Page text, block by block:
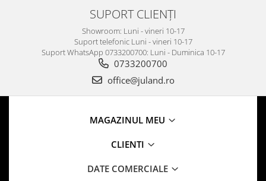
SUPORT CLIENȚI
Showroom: Luni - vineri 10-17
Suport telefonic Luni - vineri 10-17
Suport WhatsApp 0733200700: Luni - Duminica 10-17
0733200700
office@juland.ro
MAGAZINUL MEU
CLIENTI
DATE COMERCIALE